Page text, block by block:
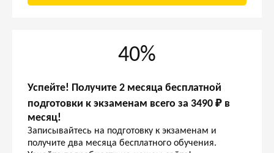
40%
Успейте! Получите 2 месяца бесплатной
подготовки к экзаменам всего за 3490 ₽ в
месяц!
Записывайтесь на подготовку к экзаменам и
получите два месяца бесплатного обучения.